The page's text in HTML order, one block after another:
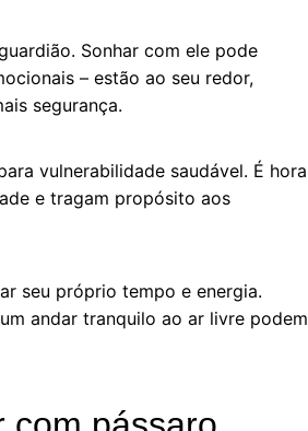
Sonhar com ele pode
– estão ao seu redor,
segurança.
vulnerabilidade saudável. É hora
e tragam propósito aos
seu próprio tempo e energia.
andar tranquilo ao ar livre podem